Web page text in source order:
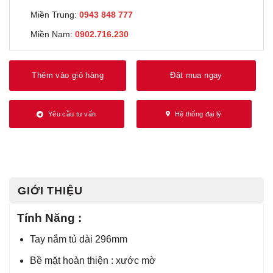
Miền Trung: 0943 848 777
Miền Nam: 0902.716.230
Thêm vào giỏ hàng Đặt mua ngay
Yêu cầu tư vấn Hệ thống đại lý
GIỚI THIỆU
Tính Năng :
Tay nắm tủ dài 296mm
Bề mặt hoàn thiện : xước mờ